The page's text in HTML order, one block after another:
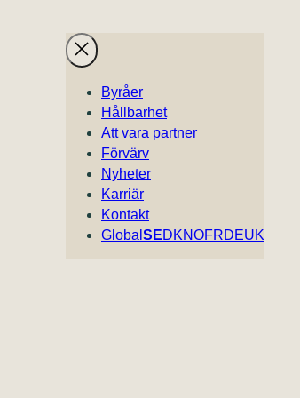
Byråer
Hållbarhet
Att vara partner
Förvärv
Nyheter
Karriär
Kontakt
Global SEDKNOFRDEUK